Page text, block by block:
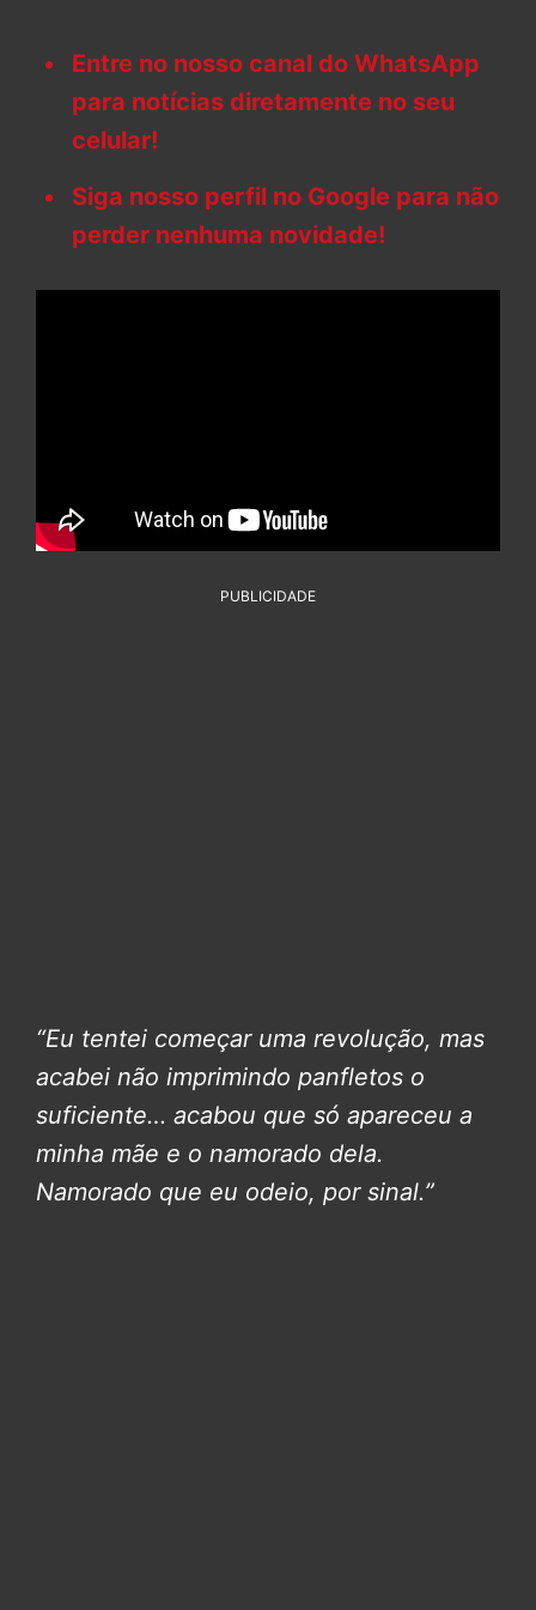
Entre no nosso canal do WhatsApp
para notícias diretamente no seu
celular!
Siga nosso perfil no Google para não
perder nenhuma novidade!
PUBLICIDADE
“Eu tentei começar uma revolução, mas
acabei não imprimindo panfletos o
suficiente… acabou que só apareceu a
minha mãe e o namorado dela.
Namorado que eu odeio, por sinal.”